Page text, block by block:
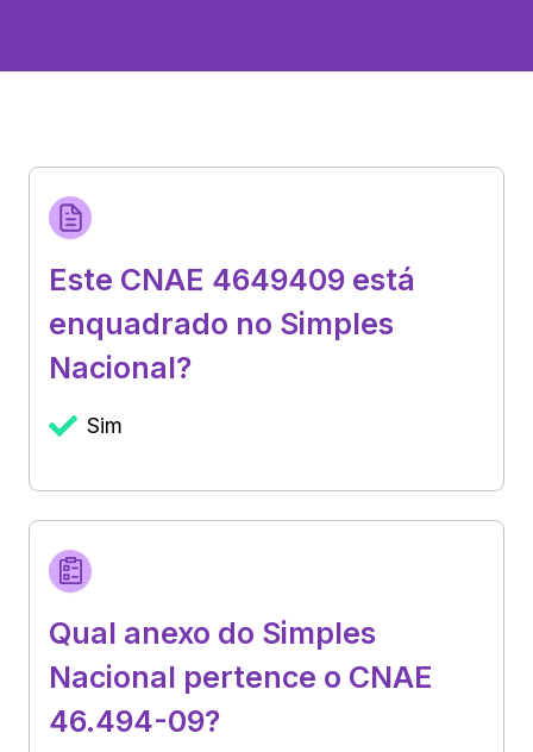
Este CNAE 4649409 está
enquadrado no Simples
Nacional?
Sim
Qual anexo do Simples
Nacional pertence o CNAE
46.494-09?